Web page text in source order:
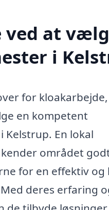
ved at
i
for
en kompetent
Kelstrup. En lokal
området
for en effektiv
deres erfaring